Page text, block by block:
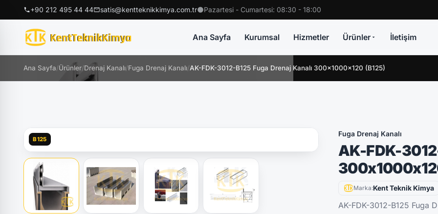
+90 212 495 44 44 satis@kentteknikkimya.com.tr Pazartesi - Cumartesi: 08:30 - 18:00
Ana Sayfa Kurumsal Hizmetler Ürünler İletişim
Ana Sayfa/Ürünler/Drenaj Kanalı/Fuga Drenaj Kanalı/AK-FDK-3012-B125 Fuga Drenaj Kanalı 300x1000x120 (B125)
B125
Fuga Drenaj Kanalı
AK-FDK-
Marka:Kent Teknik Kimya
AK-FDK-3012-B125 Fuga